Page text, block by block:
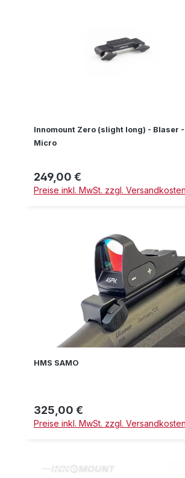
Innomount Zero (slight long) - Blaser
Micro
Regulärer Preis:
249,00 €
Preise inkl. MwSt. zzgl. Versandkosten
HMS SAMO
Regulärer Preis:
325,00 €
Preise inkl. MwSt. zzgl. Versandkosten